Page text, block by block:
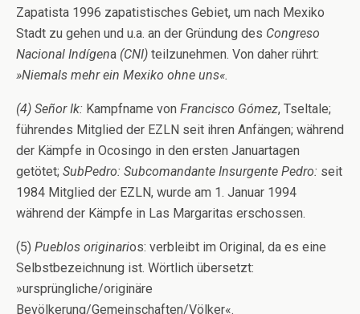
Zapatista 1996 zapatistisches Gebiet, um nach Mexiko
Stadt zu gehen und u.a. an der Gründung des Congreso
Nacional Indígena (CNI) teilzunehmen. Von daher rührt:
»Niemals mehr ein Mexiko ohne uns«.
(4) Señor Ik: Kampfname von Francisco Gómez, Tseltale;
führendes Mitglied der EZLN seit ihren Anfängen; während
der Kämpfe in Ocosingo in den ersten Januartagen
getötet; SubPedro: Subcomandante Insurgente Pedro: seit
1984 Mitglied der EZLN, wurde am 1. Januar 1994
während der Kämpfe in Las Margaritas erschossen.
(5) Pueblos originarios: verbleibt im Original, da es eine
Selbstbezeichnung ist. Wörtlich übersetzt:
»ursprüngliche/originäre
Bevölkerung/Gemeinschaften/Völker«.